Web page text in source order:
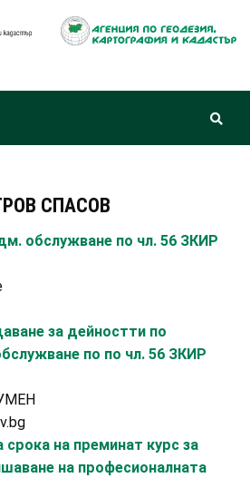
СПАСОВ
обслужване по чл. 56 ЗКИР
за дейностти по
по по чл. 56 ЗКИР
срока на преминат курс за
на професионалната